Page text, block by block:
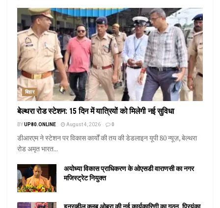
बिहार
बेल्थरा रोड स्टेशन: 15 दिन में यात्रियों को मिलेगी नई सुविधा
BYUP80.ONLINE August 4, 2026 0
डीआरएम ने स्टेशन पर विकास कार्यों की तय की डेडलाइन यूपी 80 न्यूज़, बेल्थरा
रोड अमृत भारत...
अयोध्या विकास प्राधिकरण के ओएसडी वाराणसी का नगर
मजिस्ट्रेट नियुक्त